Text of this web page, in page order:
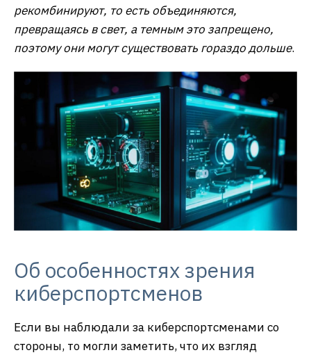
рекомбинируют, то есть объединяются,
превращаясь в свет, а темным это запрещено,
поэтому они могут существовать гораздо дольше.
Об особенностях зрения
киберспортсменов
Если вы наблюдали за киберспортсменами со
стороны, то могли заметить, что их взгляд